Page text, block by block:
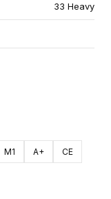
33 Heavy
M1 A+ CE